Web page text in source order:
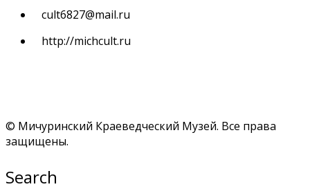
cult6827@mail.ru
http://michcult.ru
© Мичуринский Краеведческий Музей. Все права
защищены.
Search